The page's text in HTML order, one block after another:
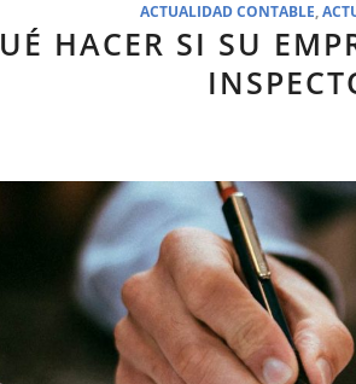
ACTUALIDAD CONTABLE,
HACER SI SU